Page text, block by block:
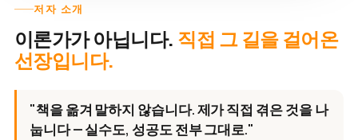
저자 소개
이론가가 아닙니다. 직접 그 길을 걸어온
선장입니다.
"책을 옮겨 말하지 않습니다. 제가 직접 겪은 것을 나
눕니다 — 실수도, 성공도 전부 그대로."